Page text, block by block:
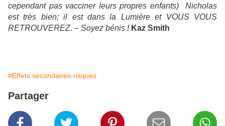
cependant pas vacciner leurs propres enfants) Nicholas
est très bien; il est dans la Lumière et VOUS VOUS
RETROUVEREZ. – Soyez bénis ! Kaz Smith
#Effets secondaires-risques
Partager